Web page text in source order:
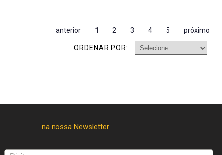
anterior 1 2 3 4 5 próximo
ORDENAR POR: